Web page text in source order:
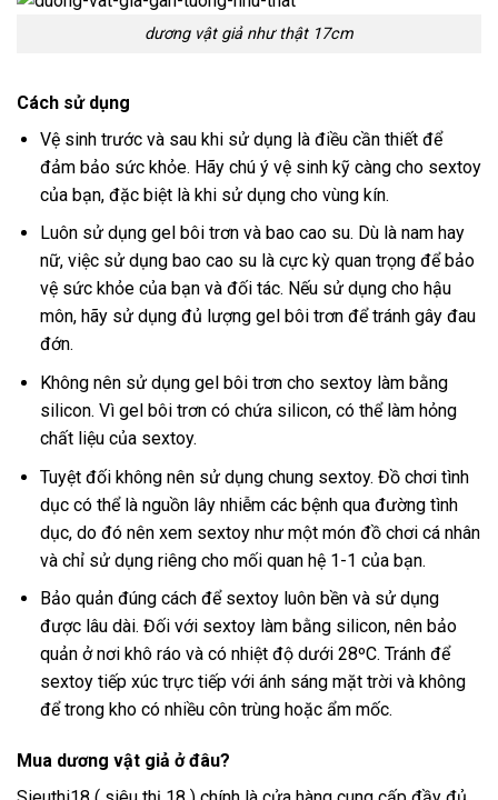
dương vật giả như thật 17cm
Cách sử dụng
Vệ sinh trước và sau khi sử dụng là điều cần thiết để
đảm bảo sức khỏe. Hãy chú ý vệ sinh kỹ càng cho sextoy
của bạn, đặc biệt là khi sử dụng cho vùng kín.
Luôn sử dụng gel bôi trơn và bao cao su. Dù là nam hay
nữ, việc sử dụng bao cao su là cực kỳ quan trọng để bảo
vệ sức khỏe của bạn và đối tác. Nếu sử dụng cho hậu
môn, hãy sử dụng đủ lượng gel bôi trơn để tránh gây đau
đớn.
Không nên sử dụng gel bôi trơn cho sextoy làm bằng
silicon. Vì gel bôi trơn có chứa silicon, có thể làm hỏng
chất liệu của sextoy.
Tuyệt đối không nên sử dụng chung sextoy. Đồ chơi tình
dục có thể là nguồn lây nhiễm các bệnh qua đường tình
dục, do đó nên xem sextoy như một món đồ chơi cá nhân
và chỉ sử dụng riêng cho mối quan hệ 1-1 của bạn.
Bảo quản đúng cách để sextoy luôn bền và sử dụng
được lâu dài. Đối với sextoy làm bằng silicon, nên bảo
quản ở nơi khô ráo và có nhiệt độ dưới 28ºC. Tránh để
sextoy tiếp xúc trực tiếp với ánh sáng mặt trời và không
để trong kho có nhiều côn trùng hoặc ẩm mốc.
Mua dương vật giả ở đâu?